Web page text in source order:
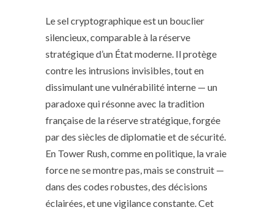
Le sel cryptographique est un bouclier
silencieux, comparable à la réserve
stratégique d’un État moderne. Il protège
contre les intrusions invisibles, tout en
dissimulant une vulnérabilité interne — un
paradoxe qui résonne avec la tradition
française de la réserve stratégique, forgée
par des siècles de diplomatie et de sécurité.
En Tower Rush, comme en politique, la vraie
force ne se montre pas, mais se construit —
dans des codes robustes, des décisions
éclairées, et une vigilance constante. Cet